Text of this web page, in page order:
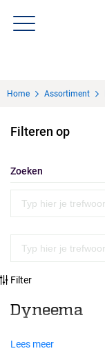
Over Sisa
KMS
Uitzendbureau?
Home Assortiment
Filteren op
Zoeken
Filter
Dyneema
Lees meer